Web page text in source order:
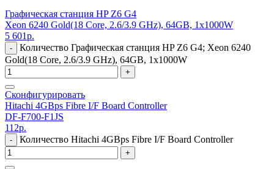
Графическая станция HP Z6 G4
Xeon 6240 Gold(18 Core, 2.6/3.9 GHz), 64GB, 1x1000W
5 601р.
-
Количество Графическая станция HP Z6 G4; Xeon 6240
Gold(18 Core, 2.6/3.9 GHz), 64GB, 1x1000W
+
Сконфигурировать
Hitachi 4GBps Fibre I/F Board Controller
DF-F700-F1JS
112р.
- Количество Hitachi 4GBps Fibre I/F Board Controller
+